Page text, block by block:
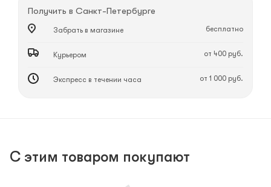
Получить в Санкт-Петербурге
Забрать в магазине бесплатно
Курьером от 400 руб.
Экспресс в течении часа от 1 000 руб.
С этим товаром покупают